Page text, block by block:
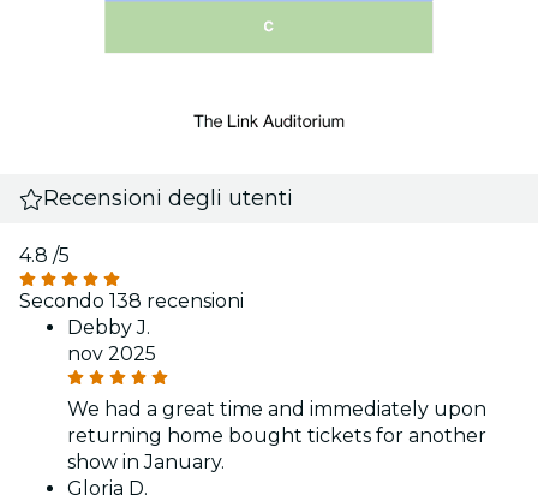
Recensioni degli utenti
4.8 /5
Secondo 138 recensioni
Debby J.
nov 2025
We had a great time and immediately upon
returning home bought tickets for another
show in January.
Gloria D.